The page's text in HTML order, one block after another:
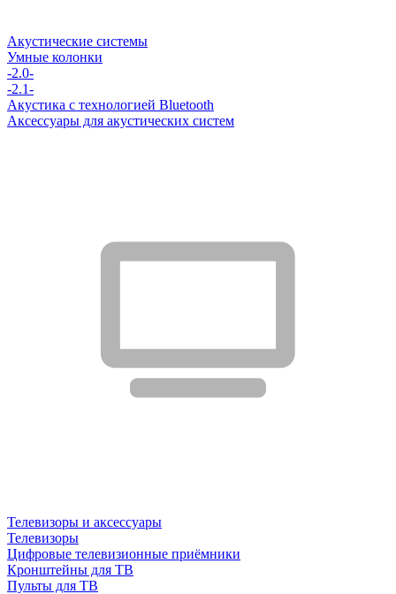
Акустические системы
Умные колонки
-2.0-
-2.1-
Акустика с технологией Bluetooth
Аксессуары для акустических систем
Телевизоры и аксессуары
Телевизоры
Цифровые телевизионные приёмники
Кронштейны для ТВ
Пульты для ТВ